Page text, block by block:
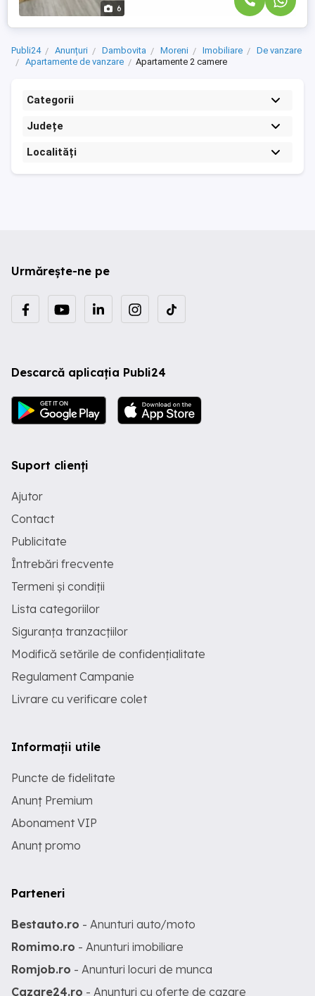
6
Publi24 Anunțuri Dambovita Moreni Imobiliare
De vanzare
Apartamente de vanzare
Apartamente 2 camere
Categorii
Județe
Localități
Urmărește-ne pe
Descarcă aplicația Publi24
Suport clienți
Ajutor
Contact
Publicitate
Întrebări frecvente
Termeni și condiții
Lista categoriilor
Siguranța tranzacțiilor
Modifică setările de confidențialitate
Regulament Campanie
Livrare cu verificare colet
Informații utile
Puncte de fidelitate
Anunț Premium
Abonament VIP
Anunț promo
Parteneri
Bestauto.ro - Anunturi auto/moto
Romimo.ro - Anunturi imobiliare
Romjob.ro - Anunturi locuri de munca
Cazare24.ro - Anunturi cu oferte de cazare